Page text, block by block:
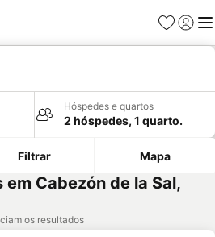
Favoritos
Iniciar
Hóspedes e quartos
2 hóspedes, 1 quarto.
Filtrar Mapa
Cabezón de la Sal,
os resultados